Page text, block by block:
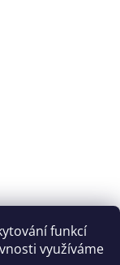
funkcí
využíváme